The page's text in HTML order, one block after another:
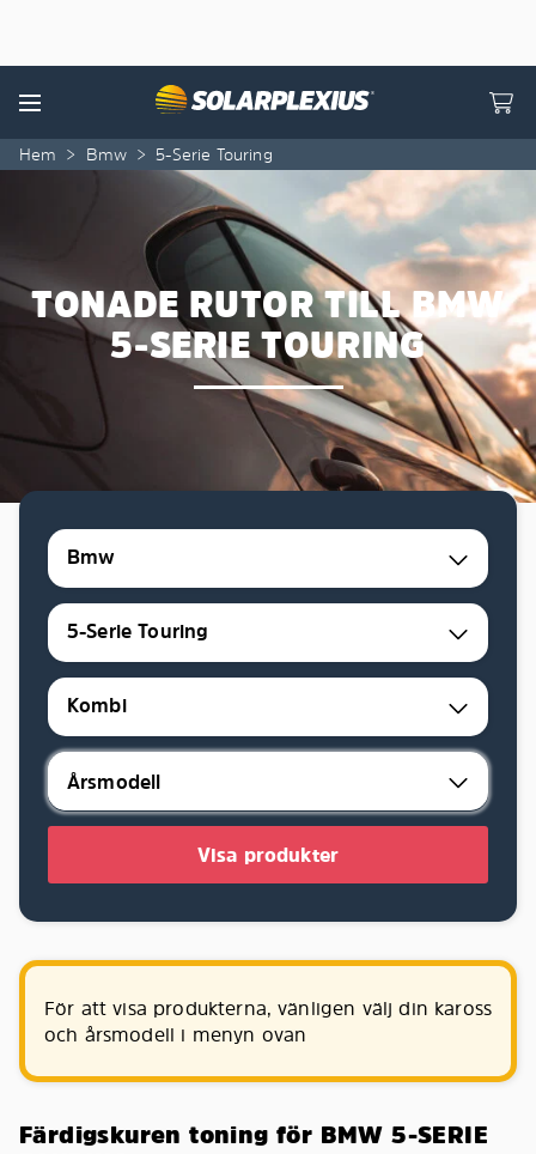
Menu
Hem > Bmw > 5-Serie Touring
TONADE RUTOR TILL BMW
5-SERIE TOURING
Bmw
5-Serie Touring
Kombi
Visa produkter
För att visa produkterna, vänligen välj din kaross
och årsmodell i menyn ovan
Färdigskuren toning för BMW 5-SERIE